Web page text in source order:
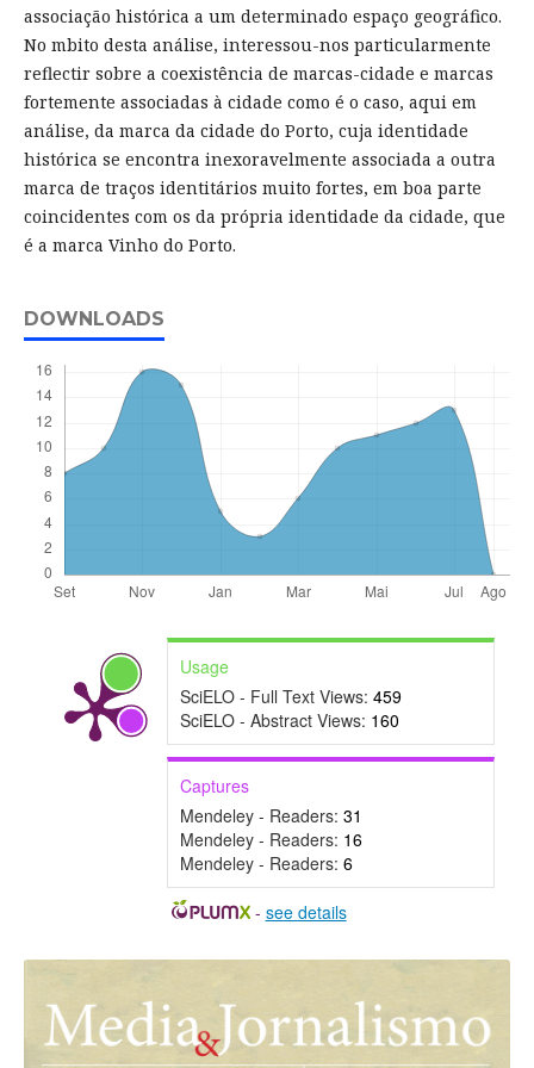
associação histórica a um determinado espaço geográfico.
No mbito desta análise, interessou-nos particularmente
reflectir sobre a coexistência de marcas-cidade e marcas
fortemente associadas à cidade como é o caso, aqui em
análise, da marca da cidade do Porto, cuja identidade
histórica se encontra inexoravelmente associada a outra
marca de traços identitários muito fortes, em boa parte
coincidentes com os da própria identidade da cidade, que
é a marca Vinho do Porto.
DOWNLOADS
Usage
SciELO - Full Text Views: 459
SciELO - Abstract Views: 160
Captures
Mendeley - Readers: 31
Mendeley - Readers: 16
Mendeley - Readers: 6
- see details